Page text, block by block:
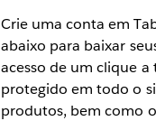
Crie uma conta em
abaixo para baixar
acesso de um clique
protegido em todo o
produtos, bem como